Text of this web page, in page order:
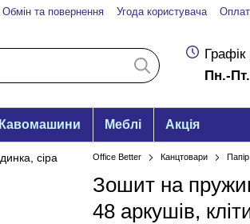
Обмін та повернення Угода користувача
Пн.-
Кавомашини Меблі Акція
Office Better Канцтовари
Зошит на
48 аркушів,